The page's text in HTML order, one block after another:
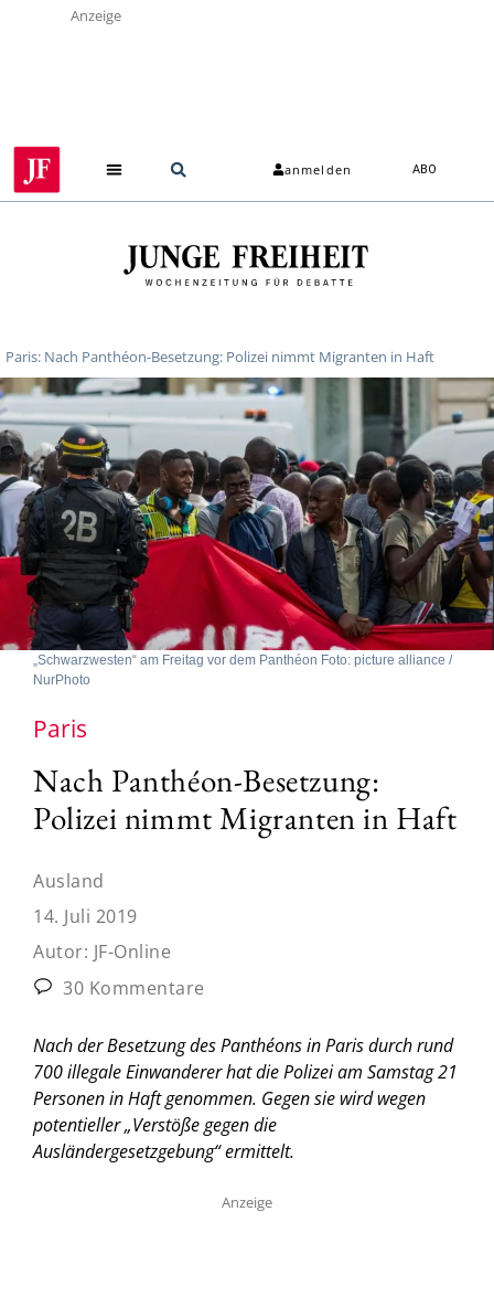
Anzeige
anmelden ABO
Paris: Nach Panthéon-Besetzung: Polizei nimmt Migranten in Haft
„Schwarzwesten“ am Freitag vor dem Panthéon Foto: picture alliance /
NurPhoto
Paris
Nach Panthéon-Besetzung:
Polizei nimmt Migranten in Haft
Ausland
14. Juli 2019
Autor: JF-Online
30 Kommentare
Nach der Besetzung des Panthéons in Paris durch rund
700 illegale Einwanderer hat die Polizei am Samstag 21
Personen in Haft genommen. Gegen sie wird wegen
potentieller „Verstöße gegen die
Ausländergesetzgebung“ ermittelt.
Anzeige